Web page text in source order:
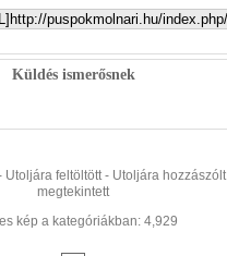
Küldés ismerősnek
Utoljára feltöltött - Utoljára hozzászólt
megtekintett
kép a kategóriákban: 4,929